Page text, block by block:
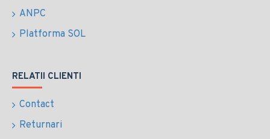
ANPC
Platforma SOL
RELATII CLIENTI
Contact
Returnari